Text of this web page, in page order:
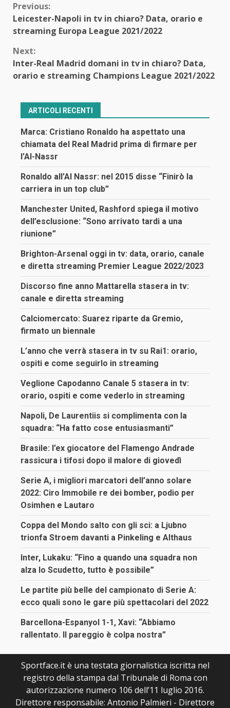
Continue
Reading
Previous:
Leicester-Napoli in tv in chiaro? Data, orario e
streaming Europa League 2021/2022
Next:
Inter-Real Madrid domani in tv in chiaro? Data,
orario e streaming Champions League 2021/2022
ARTICOLI RECENTI
Marca: Cristiano Ronaldo ha aspettato una
chiamata del Real Madrid prima di firmare per
l’Al-Nassr
Ronaldo all’Al Nassr: nel 2015 disse “Finirò la
carriera in un top club”
Manchester United, Rashford spiega il motivo
dell’esclusione: “Sono arrivato tardi a una
riunione”
Brighton-Arsenal oggi in tv: data, orario, canale
e diretta streaming Premier League 2022/2023
Discorso fine anno Mattarella stasera in tv:
canale e diretta streaming
Calciomercato: Suarez riparte da Gremio,
firmato un biennale
L’anno che verrà stasera in tv su Rai1: orario,
ospiti e come seguirlo in streaming
Veglione Capodanno Canale 5 stasera in tv:
orario, ospiti e come vederlo in streaming
Napoli, De Laurentiis si complimenta con la
squadra: “Ha fatto cose entusiasmanti”
Brasile: l’ex giocatore del Flamengo Andrade
rassicura i tifosi dopo il malore di giovedì
Serie A, i migliori marcatori dell’anno solare
2022: Ciro Immobile re dei bomber, podio per
Osimhen e Lautaro
Coppa del Mondo salto con gli sci: a Ljubno
trionfa Stroem davanti a Pinkeling e Althaus
Inter, Lukaku: “Fino a quando una squadra non
alza lo Scudetto, tutto è possibile”
Le partite più belle del campionato di Serie A:
ecco quali sono le gare più spettacolari del 2022
Barcellona-Espanyol 1-1, Xavi: “Abbiamo
rallentato. Il pareggio è colpa nostra”
Sportface.it è una testata giornalistica iscritta nel
registro della stampa dal Tribunale di Roma con
autorizzazione numero 106 dell’11 luglio 2016.
Direttore responsabile: Antonio Palmieri - Direttore